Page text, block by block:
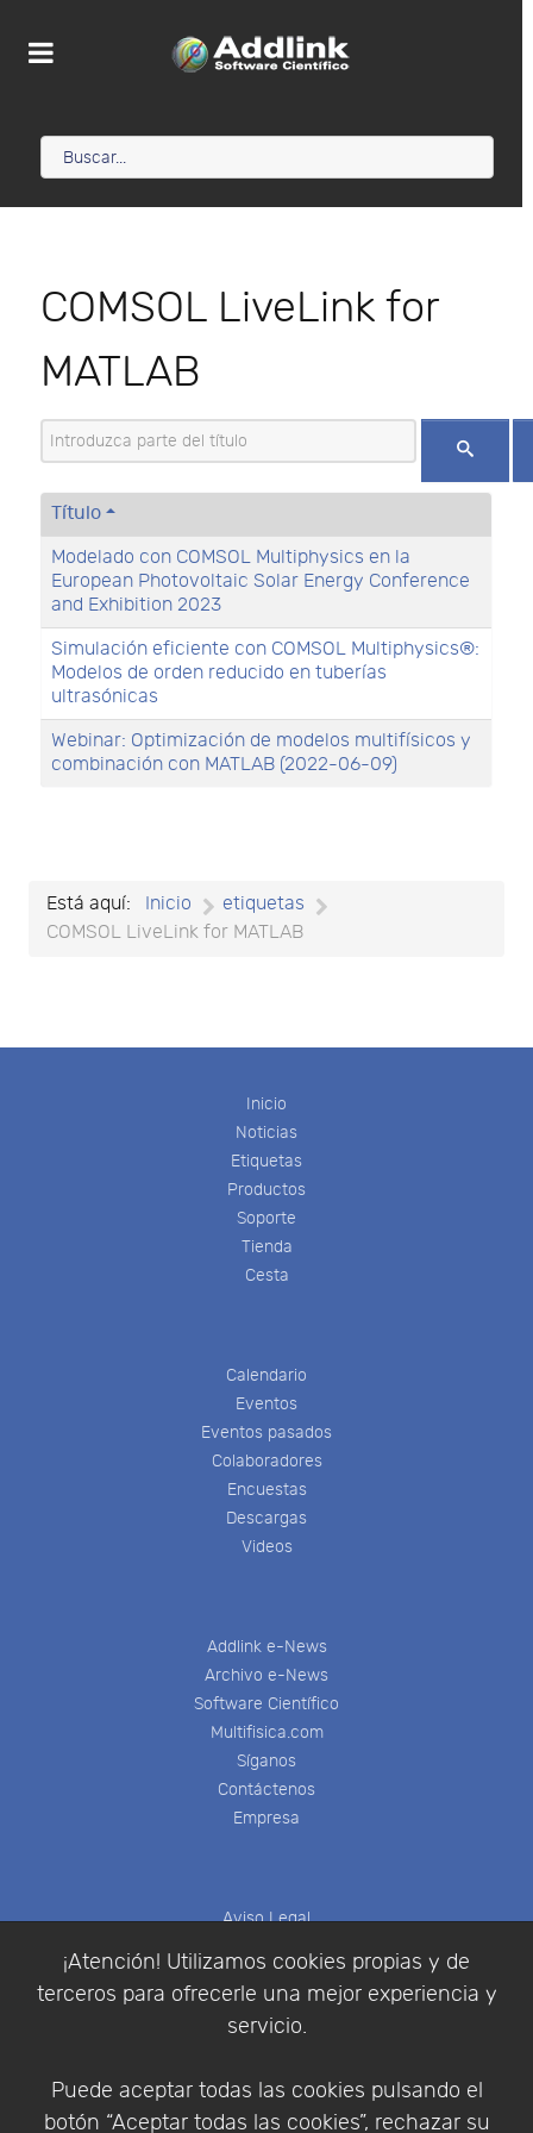
¡Atención! Utilizamos cookies propias y de
terceros para ofrecerle una mejor experiencia y
servicio.
Puede aceptar todas las cookies pulsando el
botón “Aceptar todas las cookies”, rechazar su
COMSOL LiveLink for
MATLAB
Introduzca parte del título
Título
Modelado con COMSOL Multiphysics en la
European Photovoltaic Solar Energy Conference
and Exhibition 2023
Simulación eficiente con COMSOL Multiphysics®:
Modelos de orden reducido en tuberías
ultrasónicas
Webinar: Optimización de modelos multifísicos y
combinación con MATLAB (2022-06-09)
Está aquí: Inicio
etiquetas
COMSOL LiveLink for MATLAB
Inicio
Noticias
Etiquetas
Productos
Soporte
Tienda
Cesta
Calendario
Eventos
Eventos pasados
Colaboradores
Encuestas
Descargas
Videos
Addlink e-News
Archivo e-News
Software Científico
Multifisica.com
Síganos
Contáctenos
Empresa
Aviso Legal
Política de Privacidad
Condiciones de compra
Identificarse